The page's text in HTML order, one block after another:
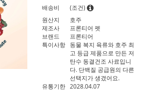
배송비
(조건)
원산지
호주
제조사
프론티어 펫
브랜드
프론티어
특이사항 동물 복지 육류와 호주 최
고 등급 제품으로 만든 저
탄수 동결건조 사료입니
다. 단백질 공급원의 다른
선택지가 생겼어요.
유통기한 2028.04.07